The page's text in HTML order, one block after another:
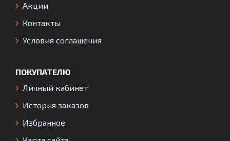
Акции
Контакты
Условия соглашения
ПОКУПАТЕЛЮ
Личный кабинет
История заказов
Избранное